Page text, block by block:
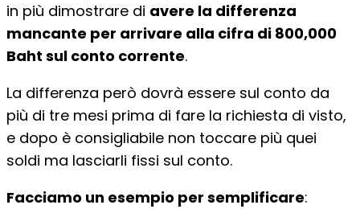
in più dimostrare di avere la differenza
mancante per arrivare alla cifra di 800,000
Baht sul conto corrente.
La differenza però dovrà essere sul conto da
più di tre mesi prima di fare la richiesta di visto,
e dopo è consigliabile non toccare più quei
soldi ma lasciarli fissi sul conto.
Facciamo un esempio per semplificare: